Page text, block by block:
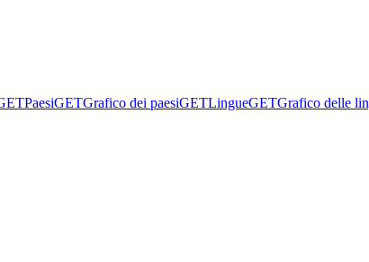
PaesiGETGrafico dei paesiGETLingueGETGrafico delle